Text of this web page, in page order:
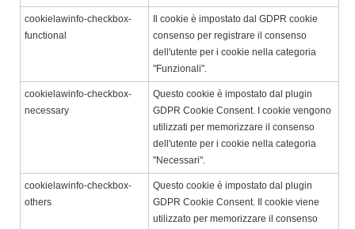
cookielawinfo-checkbox-
functional
Il cookie è impostato dal GDPR cookie
consenso per registrare il consenso
dell'utente per i cookie nella categoria
"Funzionali".
cookielawinfo-checkbox-
necessary
Questo cookie è impostato dal plugin
GDPR Cookie Consent. I cookie vengono
utilizzati per memorizzare il consenso
dell'utente per i cookie nella categoria
"Necessari".
cookielawinfo-checkbox-
others
Questo cookie è impostato dal plugin
GDPR Cookie Consent. Il cookie viene
utilizzato per memorizzare il consenso